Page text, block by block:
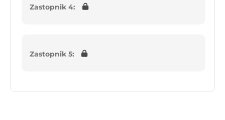
Zastopnik 4:
Zastopnik 5: